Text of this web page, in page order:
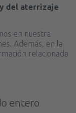
del aterrizaje
en nuestra
Además, en la
relacionada
entero